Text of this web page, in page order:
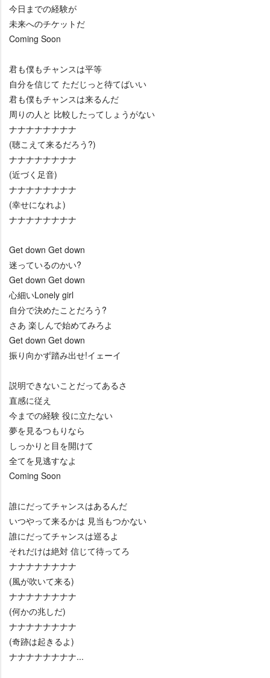
今日までの経験が
未来へのチケットだ
Coming Soon
君も僕もチャンスは平等
自分を信じて ただじっと待てばいい
君も僕もチャンスは来るんだ
周りの人と 比較したってしょうがない
ナナナナナナナナ
(聴こえて来るだろう?)
ナナナナナナナナ
(近づく足音)
ナナナナナナナナ
(幸せになれよ)
ナナナナナナナナ
Get down Get down
迷っているのかい?
Get down Get down
心細いLonely girl
自分で決めたことだろう?
さあ 楽しんで始めてみろよ
Get down Get down
振り向かず踏み出せ!イェーイ
説明できないことだってあるさ
直感に従え
今までの経験 役に立たない
夢を見るつもりなら
しっかりと目を開けて
全てを見逃すなよ
Coming Soon
誰にだってチャンスはあるんだ
いつやって来るかは 見当もつかない
誰にだってチャンスは巡るよ
それだけは絶対 信じて待ってろ
ナナナナナナナナ
(風が吹いて来る)
ナナナナナナナナ
(何かの兆しだ)
ナナナナナナナナ
(奇跡は起きるよ)
ナナナナナナナナ...